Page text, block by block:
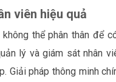
viên hiệu quả
không thể phân thân để
lý và giám sát nhân
Giải pháp thông minh